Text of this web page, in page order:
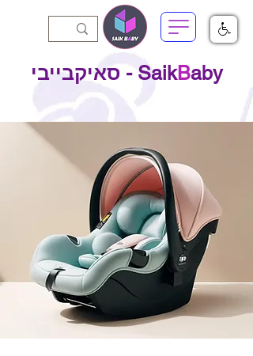
SaikBaby - סאיקבייבי